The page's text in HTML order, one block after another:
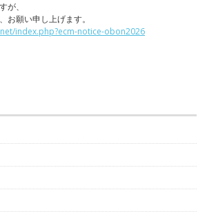
が、
お願い申し上げます。
index.php?ecm-notice-obon2026